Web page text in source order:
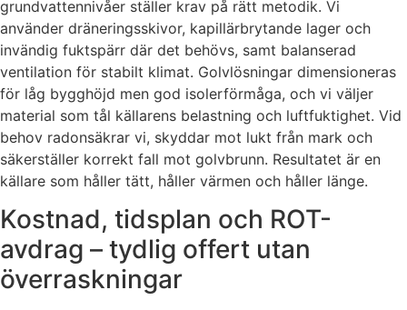
grundvattennivåer ställer krav på rätt metodik. Vi
använder dräneringsskivor, kapillärbrytande lager och
invändig fuktspärr där det behövs, samt balanserad
ventilation för stabilt klimat. Golvlösningar dimensioneras
för låg bygghöjd men god isolerförmåga, och vi väljer
material som tål källarens belastning och luftfuktighet. Vid
behov radonsäkrar vi, skyddar mot lukt från mark och
säkerställer korrekt fall mot golvbrunn. Resultatet är en
källare som håller tätt, håller värmen och håller länge.
Kostnad, tidsplan och ROT-
avdrag – tydlig offert utan
överraskningar